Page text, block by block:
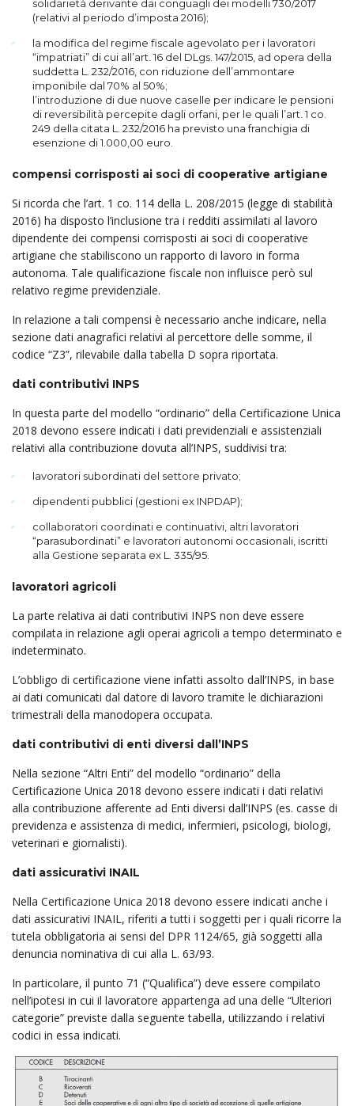
solidarietà derivante dai conguagli dei modelli 730/2017
(relativi al periodo d’imposta 2016);
la modifica del regime fiscale agevolato per i lavoratori
“impatriati” di cui all’art. 16 del DLgs. 147/2015, ad opera della
suddetta L. 232/2016, con riduzione dell’ammontare
imponibile dal 70% al 50%;
l’introduzione di due nuove caselle per indicare le pensioni
di reversibilità percepite dagli orfani, per le quali l’art. 1 co.
249 della citata L. 232/2016 ha previsto una franchigia di
esenzione di 1.000,00 euro.
compensi corrisposti ai soci di cooperative artigiane
Si ricorda che l’art. 1 co. 114 della L. 208/2015 (legge di stabilità
2016) ha disposto l’inclusione tra i redditi assimilati al lavoro
dipendente dei compensi corrisposti ai soci di cooperative
artigiane che stabiliscono un rapporto di lavoro in forma
autonoma. Tale qualificazione fiscale non influisce però sul
relativo regime previdenziale.
In relazione a tali compensi è necessario anche indicare, nella
sezione dati anagrafici relativi al percettore delle somme, il
codice “Z3”, rilevabile dalla tabella D sopra riportata.
dati contributivi INPS
In questa parte del modello “ordinario” della Certificazione Unica
2018 devono essere indicati i dati previdenziali e assistenziali
relativi alla contribuzione dovuta all’INPS, suddivisi tra:
lavoratori subordinati del settore privato;
dipendenti pubblici (gestioni ex INPDAP);
collaboratori coordinati e continuativi, altri lavoratori
“parasubordinati” e lavoratori autonomi occasionali, iscritti
alla Gestione separata ex L. 335/95.
lavoratori agricoli
La parte relativa ai dati contributivi INPS non deve essere
compilata in relazione agli operai agricoli a tempo determinato e
indeterminato.
L’obbligo di certificazione viene infatti assolto dall’INPS, in base
ai dati comunicati dal datore di lavoro tramite le dichiarazioni
trimestrali della manodopera occupata.
dati contributivi di enti diversi dall’INPS
Nella sezione “Altri Enti” del modello “ordinario” della
Certificazione Unica 2018 devono essere indicati i dati relativi
alla contribuzione afferente ad Enti diversi dall’INPS (es. casse di
previdenza e assistenza di medici, infermieri, psicologi, biologi,
veterinari e giornalisti).
dati assicurativi INAIL
Nella Certificazione Unica 2018 devono essere indicati anche i
dati assicurativi INAIL, riferiti a tutti i soggetti per i quali ricorre la
tutela obbligatoria ai sensi del DPR 1124/65, già soggetti alla
denuncia nominativa di cui alla L. 63/93.
In particolare, il punto 71 (“Qualifica”) deve essere compilato
nell’ipotesi in cui il lavoratore appartenga ad una delle “Ulteriori
categorie” previste dalla seguente tabella, utilizzando i relativi
codici in essa indicati.